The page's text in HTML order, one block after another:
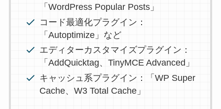
「WordPress Popular Posts」
コード最適化プラグイン：
「Autoptimize」など
エディターカスタマイズプラグイン：
「AddQuicktag、TinyMCE Advanced」
キャッシュ系プラグイン：「WP Super
Cache、W3 Total Cache」